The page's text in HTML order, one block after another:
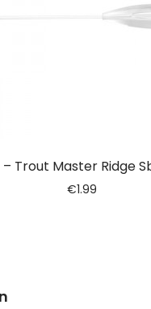
Trout Master Ridge
€1.99